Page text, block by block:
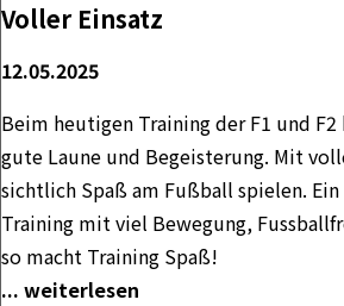
Voller Einsatz
12.05.2025
Beim heutigen Training der F1 und
gute Laune und Begeisterung. Mit
sichtlich Spaß am Fußball spielen.
Training mit viel Bewegung,
so macht Training Spaß!
... weiterlesen